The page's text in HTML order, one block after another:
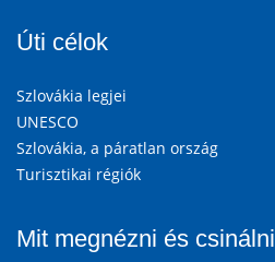
Úti célok
Szlovákia legjei
UNESCO
Szlovákia, a páratlan ország
Turisztikai régiók
Mit megnézni és csinálni